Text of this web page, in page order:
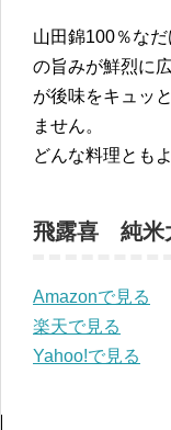
山田錦100％な
の旨みが鮮烈に
が後味をキュッ
ません。
どんな料理とも
飛露喜 純米
Amazonで見る
楽天で見る
Yahoo!で見る